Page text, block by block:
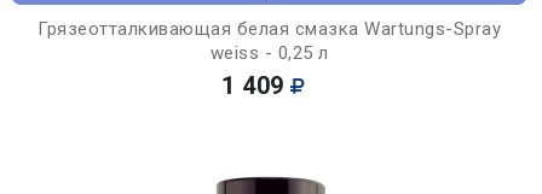
Грязеотталкивающая белая смазка Wartungs-Spray
weiss - 0,25 л
1 409